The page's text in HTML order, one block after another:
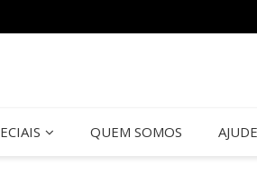
QUEM SOMOS AJUDE